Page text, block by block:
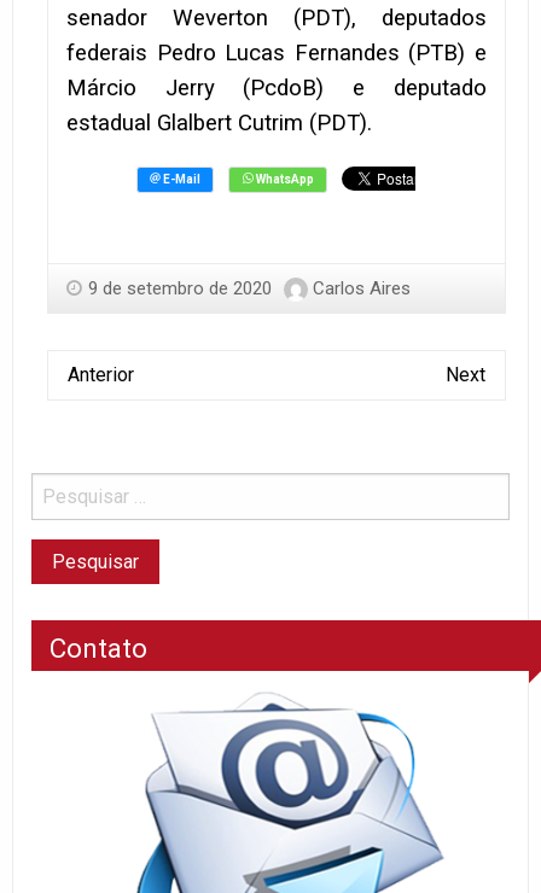
senador Weverton (PDT), deputados
federais Pedro Lucas Fernandes (PTB) e
Márcio Jerry (PcdoB) e deputado
estadual Glalbert Cutrim (PDT).
9 de setembro de 2020 Carlos Aires
Anterior Next
Contato